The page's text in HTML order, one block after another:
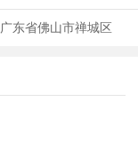
广东省佛山市禅城区